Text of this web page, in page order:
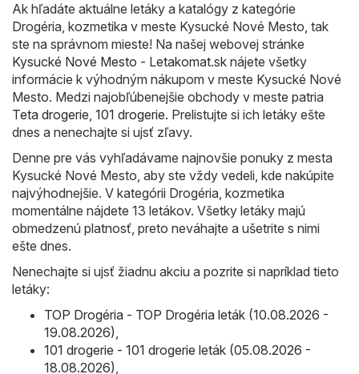
Ak hľadáte aktuálne letáky a katalógy z kategórie
Drogéria, kozmetika v meste Kysucké Nové Mesto, tak
ste na správnom mieste! Na našej webovej stránke
Kysucké Nové Mesto - Letakomat.sk nájete všetky
informácie k výhodným nákupom v meste Kysucké Nové
Mesto. Medzi najobľúbenejšie obchody v meste patria
Teta drogerie, 101 drogerie. Prelistujte si ich letáky ešte
dnes a nenechajte si ujsť zľavy.
Denne pre vás vyhľadávame najnovšie ponuky z mesta
Kysucké Nové Mesto, aby ste vždy vedeli, kde nakúpite
najvýhodnejšie. V kategórii Drogéria, kozmetika
momentálne nájdete 13 letákov. Všetky letáky majú
obmedzenú platnosť, preto neváhajte a ušetrite s nimi
ešte dnes.
Nenechajte si ujsť žiadnu akciu a pozrite si napríklad tieto
letáky:
TOP Drogéria - TOP Drogéria leták (10.08.2026 -
19.08.2026),
101 drogerie - 101 drogerie leták (05.08.2026 -
18.08.2026),